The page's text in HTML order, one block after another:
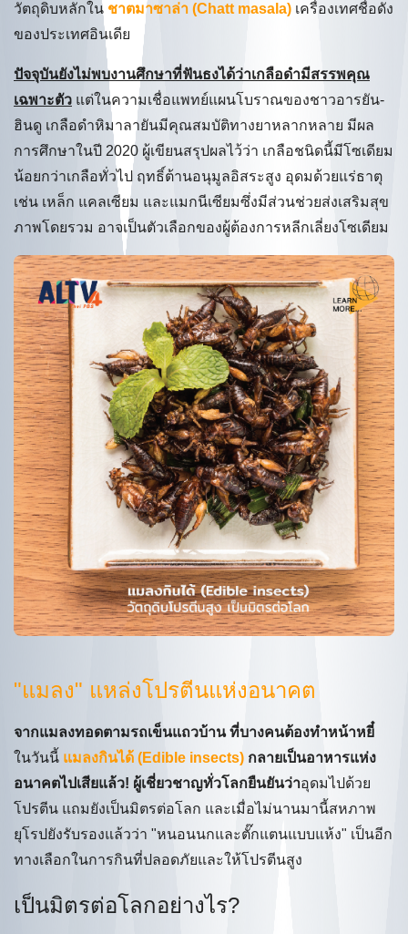
วัตถุดิบหลักใน ชาตมาซาล่า (Chatt masala) เครื่องเทศชื่อดัง
ของประเทศอินเดีย
ปัจจุบันยังไม่พบงานศึกษาที่ฟันธงได้ว่าเกลือดำมีสรรพคุณ
เฉพาะตัว แต่ในความเชื่อแพทย์แผนโบราณของชาวอารยัน-
ฮินดู เกลือดำหิมาลายันมีคุณสมบัติทางยาหลากหลาย มีผล
การศึกษาในปี 2020 ผู้เขียนสรุปผลไว้ว่า เกลือชนิดนี้มีโซเดียม
น้อยกว่าเกลือทั่วไป ฤทธิ์ต้านอนุมูลอิสระสูง อุดมด้วยแร่ธาตุ
เช่น เหล็ก แคลเซียม และแมกนีเซียมซึ่งมีส่วนช่วยส่งเสริมสุข
ภาพโดยรวม อาจเป็นตัวเลือกของผู้ต้องการหลีกเลี่ยงโซเดียม
"แมลง" แหล่งโปรตีนแห่งอนาคต
จากแมลงทอดตามรถเข็นแถวบ้าน ที่บางคนต้องทำหน้าหยี๋
ในวันนี้ แมลงกินได้ (Edible insects) กลายเป็นอาหารแห่ง
อนาคตไปเสียแล้ว! ผู้เชี่ยวชาญทั่วโลกยืนยันว่าอุดมไปด้วย
โปรตีน แถมยังเป็นมิตรต่อโลก และเมื่อไม่นานมานี้สหภาพ
ยุโรปยังรับรองแล้วว่า "หนอนนกและตั๊กแตนแบบแห้ง" เป็นอีก
ทางเลือกในการกินที่ปลอดภัยและให้โปรตีนสูง
เป็นมิตรต่อโลกอย่างไร?